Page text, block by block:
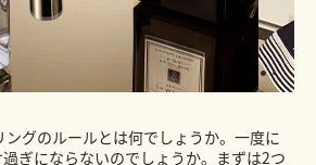
ングのルールとは何でしょうか。一度に
ぎにならないのでしょうか。まずは2つ